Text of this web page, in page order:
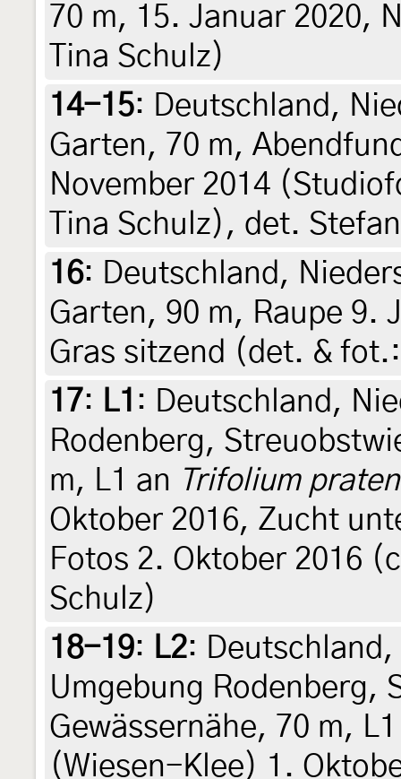
70 m, 15. Januar 2020,
Tina Schulz)
14-15: Deutschland,
Garten, 70 m,
November 2014
Tina Schulz), det.
16: Deutschland,
Garten, 90 m, Raupe 9.
Gras sitzend (det. &
17: L1 : Deutschland,
Rodenberg,
m, L1 an Trifolium
Oktober 2016, Zucht
Fotos 2. Oktober 2016
Schulz)
18-19: L2:
Umgebung Rodenberg,
Gewässernähe, 70 m,
(Wiesen-Klee) 1.